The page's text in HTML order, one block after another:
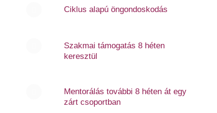
Ciklus alapú öngondoskodás
Szakmai támogatás 8 héten
keresztül
Mentorálás további 8 héten át egy
zárt csoportban